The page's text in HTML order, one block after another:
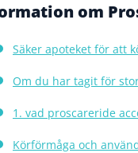
om
Säker apoteket för att
Om du har tagit för
1. vad proscareride
Körförmåga och